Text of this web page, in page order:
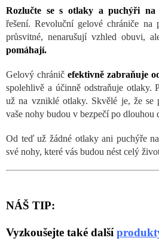
Rozlučte se s otlaky a puchýři na
řešení. Revoluční gelové chrániče na
průsvitné, nenarušují vzhled obuvi,
pomáhají.
Gelový chráničefektivně zabraňuje
spolehlivě a účinně odstraňuje otlaky.
už na vzniklé otlaky. Skvělé je, že se
vaše nohy budou v bezpečí po dlouhou
Od teď už žádné otlaky ani puchýře
své nohy, které vás budou nést celý
NÁŠ TIP:
Vyzkoušejte také další